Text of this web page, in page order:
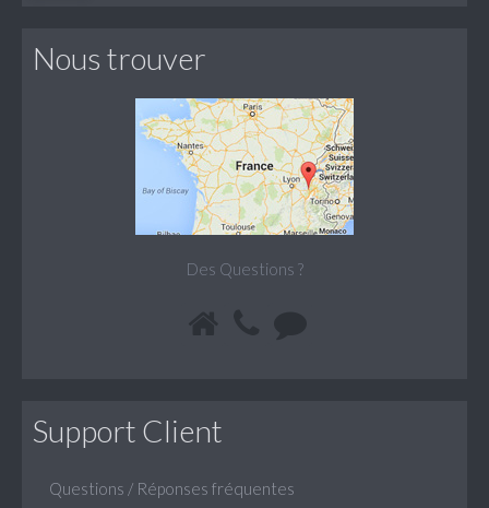
Nous trouver
Des Questions ?
Support Client
Questions / Réponses fréquentes